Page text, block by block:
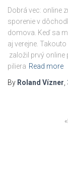
Dobrá vec: online
sporenie v
domova. Keď sa
aj verejne.
založil prvý
piliera Read more
By Roland Vízner